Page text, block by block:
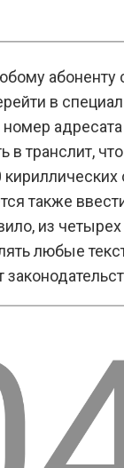
абоненту
в
адресата
в транслит,
также
из
любые